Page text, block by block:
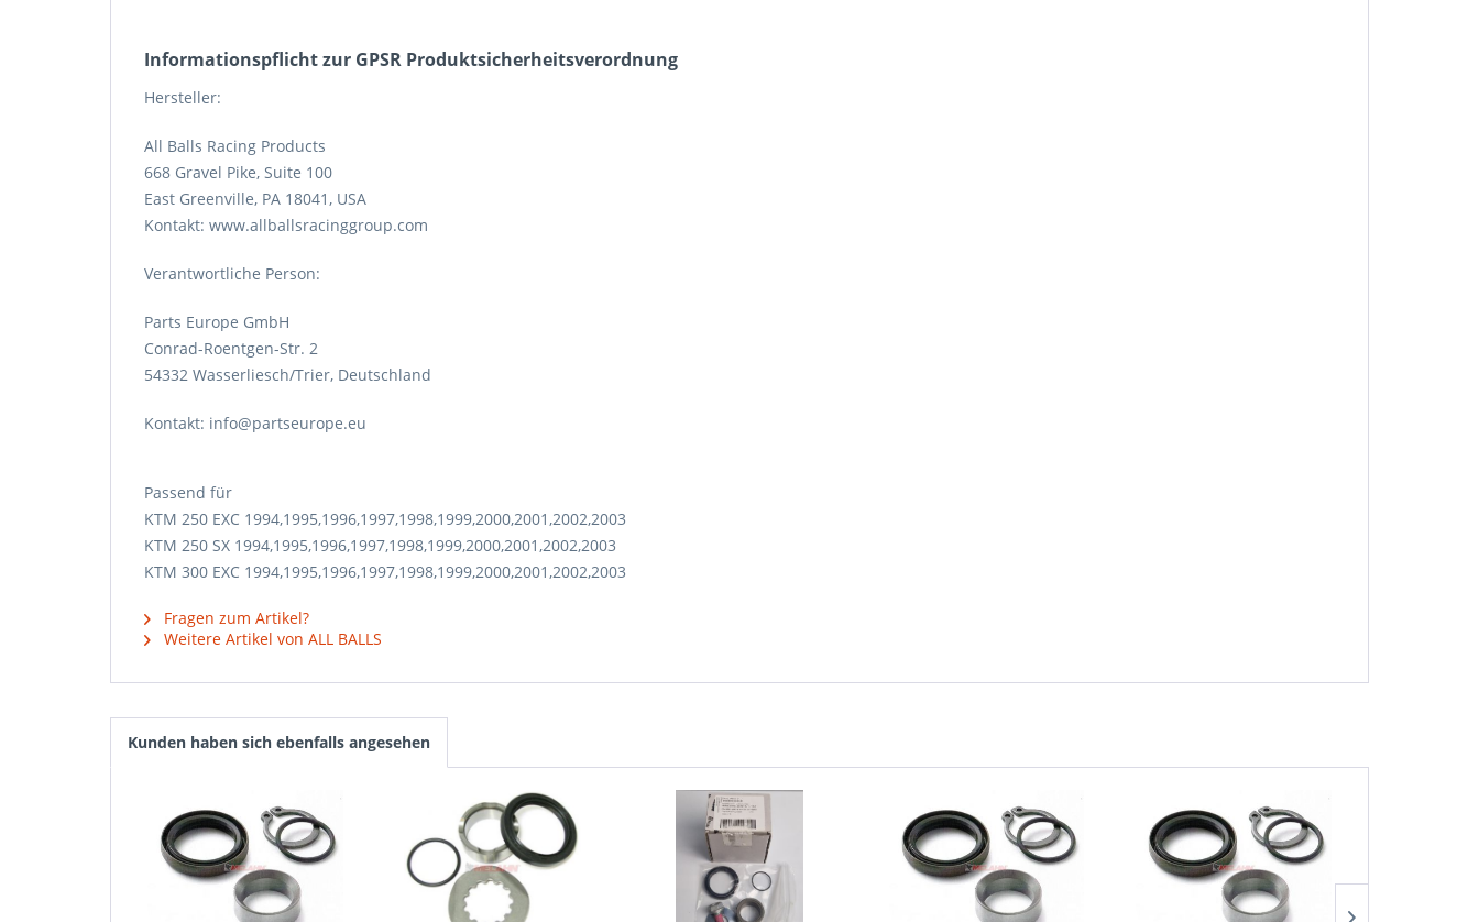
Informations­pflicht zur GPSR Produktsicherheits­verordnung
Hersteller:
All Balls Racing Products
668 Gravel Pike, Suite 100
East Greenville, PA 18041, USA
Kontakt: www.allballsracinggroup.com
Verantwortliche Person:
Parts Europe GmbH
Conrad-Roentgen-Str. 2
54332 Wasserliesch/Trier, Deutschland
Kontakt: info@partseurope.eu
Passend für
KTM 250 EXC 1994,1995,1996,1997,1998,1999,2000,2001,2002,2003
KTM 250 SX 1994,1995,1996,1997,1998,1999,2000,2001,2002,2003
KTM 300 EXC 1994,1995,1996,1997,1998,1999,2000,2001,2002,2003
Fragen zum Artikel?
Weitere Artikel von ALL BALLS
Kunden haben sich ebenfalls angesehen